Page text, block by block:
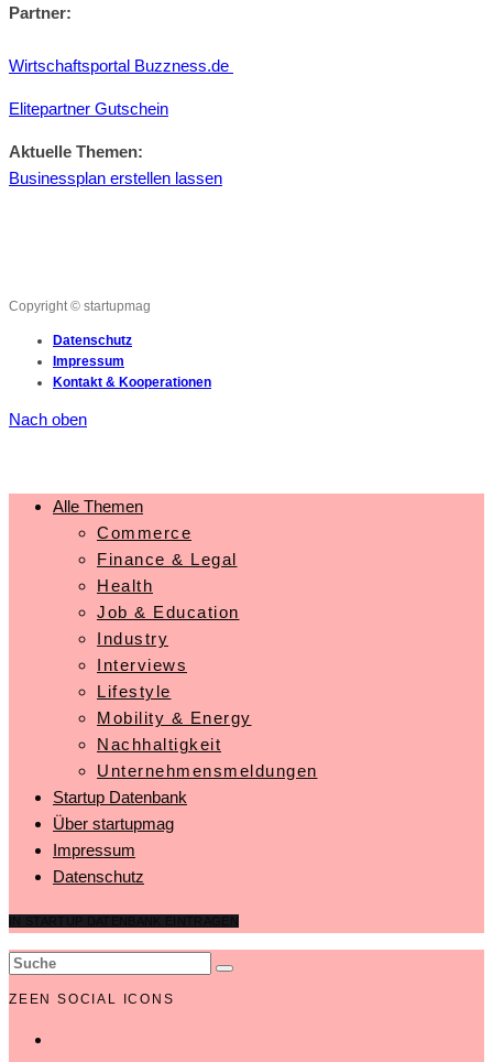
Partner:
Wirtschaftsportal Buzzness.de
Elitepartner Gutschein
Aktuelle Themen:
Businessplan erstellen lassen
Copyright © startupmag
Datenschutz
Impressum
Kontakt & Kooperationen
Nach oben
Alle Themen
Commerce
Finance & Legal
Health
Job & Education
Industry
Interviews
Lifestyle
Mobility & Energy
Nachhaltigkeit
Unternehmensmeldungen
Startup Datenbank
Über startupmag
Impressum
Datenschutz
ZEEN SOCIAL ICONS